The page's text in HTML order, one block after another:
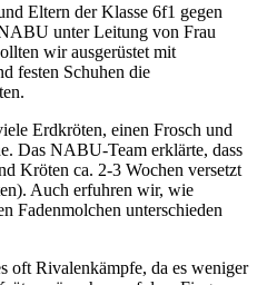
Eltern der Klasse 6f1 gegen
unter Leitung von Frau
wir ausgerüstet mit
festen Schuhen die
Erdkröten, einen Frosch und
Das NABU-Team erklärte, dass
Kröten ca. 2-3 Wochen versetzt
Auch erfuhren wir, wie
Fadenmolchen unterschieden
oft Rivalenkämpfe, da es weniger